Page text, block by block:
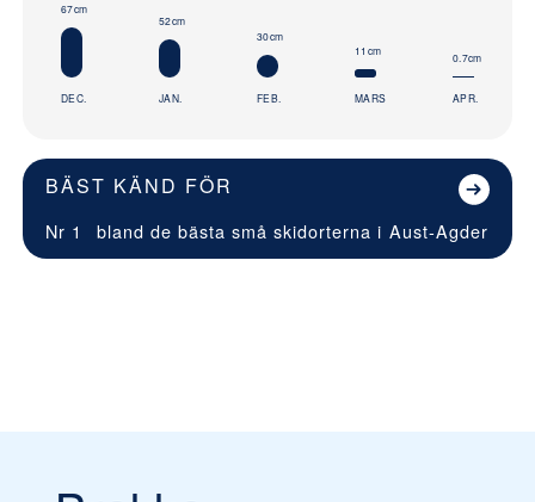
67cm
DEC.
52cm
JAN.
30cm
FEB.
11cm
MARS
0.7cm
APR.
BÄST KÄND FÖR
Nr 1 bland de bästa små skidorterna i Aust-Agder